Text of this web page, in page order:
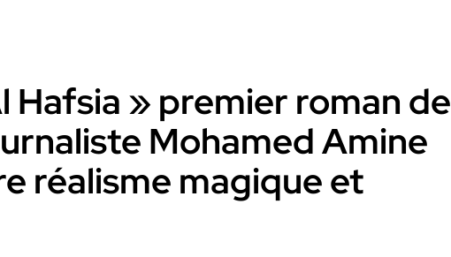
Hafsia » premier roman de
Mohamed Amine
réalisme magique et